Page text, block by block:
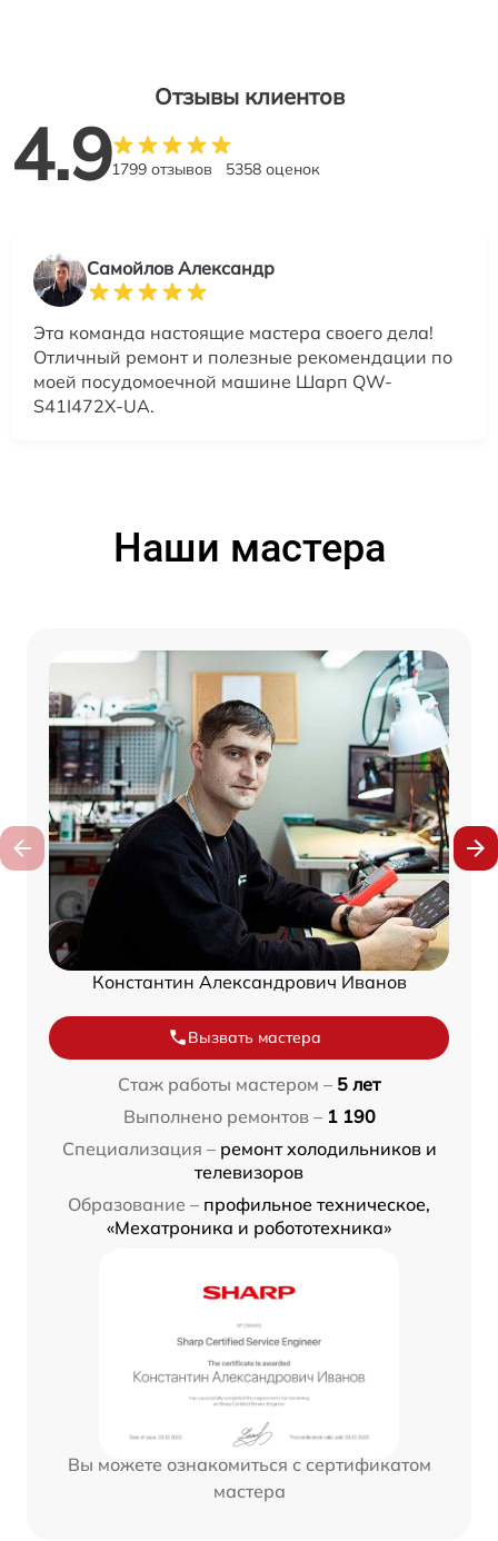
Отзывы клиентов
4.91799 отзывов 5358 оценок
Самойлов Александр
Эта команда настоящие мастера своего дела!
Отличный ремонт и полезные рекомендации по
моей посудомоечной машине Шарп QW-
S41I472X-UA.
Наши мастера
Константин Александрович Иванов
Вызвать мастера
Стаж работы мастером – 5 лет
Выполнено ремонтов – 1 190
Специализация – ремонт холодильников и
телевизоров
Образование – профильное техническое,
«Мехатроника и робототехника»
Вы можете ознакомиться с сертификатом
мастера